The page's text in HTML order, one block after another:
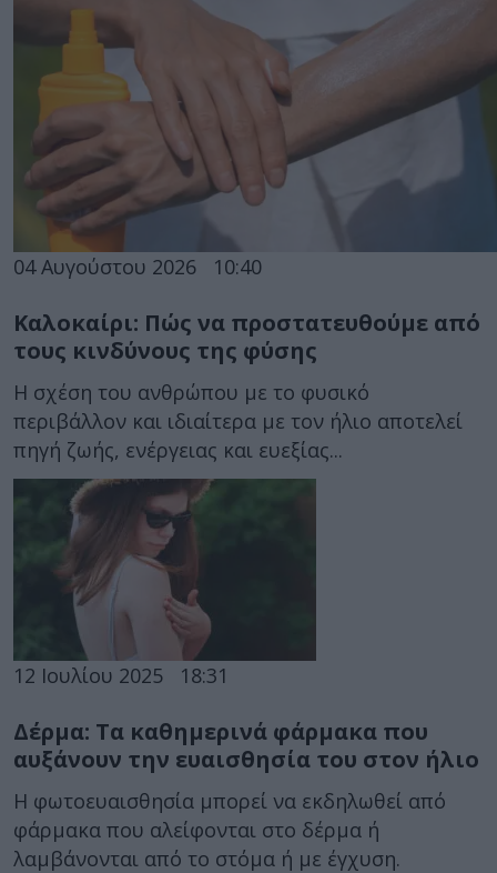
04 Αυγούστου 2026 10:40
Καλοκαίρι: Πώς να προστατευθούμε από
τους κινδύνους της φύσης
Η σχέση του ανθρώπου με το φυσικό
περιβάλλον και ιδιαίτερα με τον ήλιο αποτελεί
πηγή ζωής, ενέργειας και ευεξίας...
12 Ιουλίου 2025 18:31
Δέρμα: Τα καθημερινά φάρμακα που
αυξάνουν την ευαισθησία του στον ήλιο
Η φωτοευαισθησία μπορεί να εκδηλωθεί από
φάρμακα που αλείφονται στο δέρμα ή
λαμβάνονται από το στόμα ή με έγχυση.